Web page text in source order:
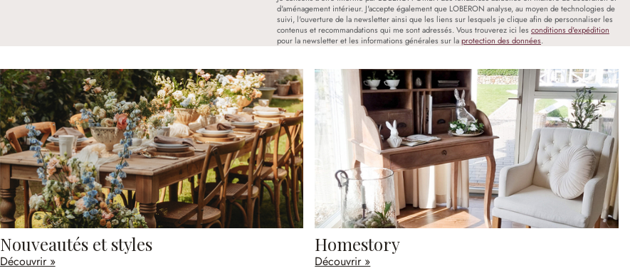
d'aménagement intérieur. J'accepte également que LOBERON analyse, au moyen de technologies de
suivi, l'ouverture de la newsletter ainsi que les liens sur lesquels je clique afin de personnaliser les
contenus et recommandations qui me sont adressés. Vous trouverez ici les conditions d'expédition
pour la newsletter et les informations générales sur laprotection des données.
Nouveautés et styles
Découvrir »
Homestory
Découvrir »